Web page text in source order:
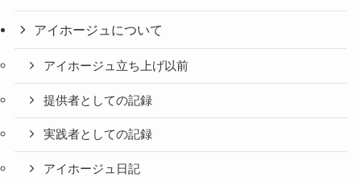
アイホージュについて
アイホージュ立ち上げ以前
提供者としての記録
実践者としての記録
アイホージュ日記